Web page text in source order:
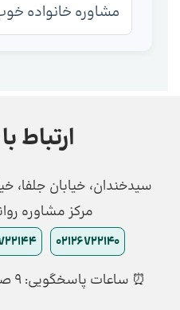
مشاوره خانواده
ارتباط
مرکز مشاوره
02126722140
⏰ ساعات پاسخگویی: ۹ صبح تا ۲۱ - حتی ایام تعطیل